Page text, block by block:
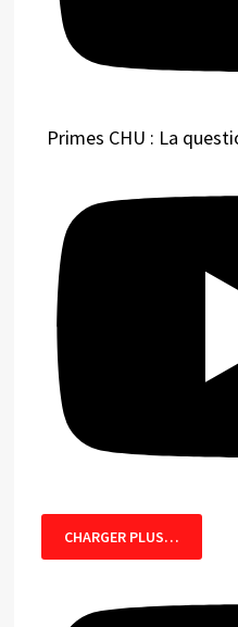
Primes CHU : La
CHARGER PLUS…